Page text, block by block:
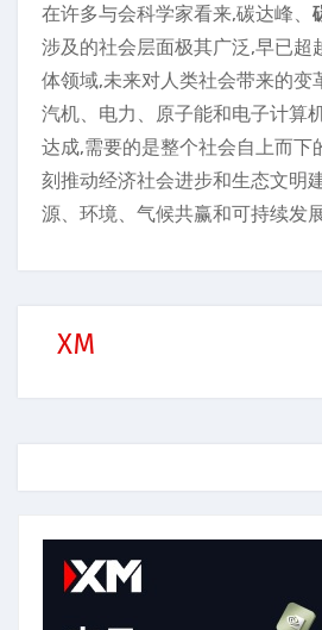
在许多与会科学家看来,碳达峰、
涉及的社会层面极其广泛,早已超
体领域,未来对人类社会带来的变
汽机、电力、原子能和电子计算
达成,需要的是整个社会自上而下
刻推动经济社会进步和生态文明
源、环境、气候共赢和可持续发
XM